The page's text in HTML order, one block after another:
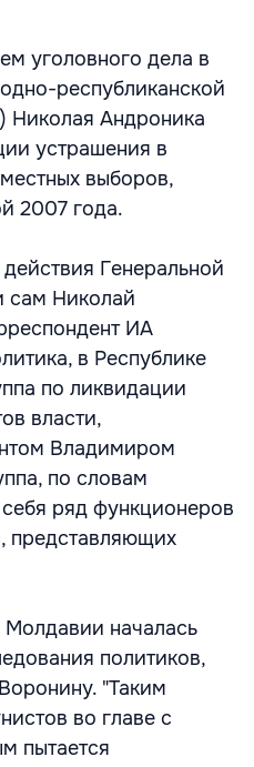
уголовного дела в
республиканской
Николая Андроника
устрашения в
выборов,
2007 года.
Генеральной
сам Николай
ИА
в Республике
по ликвидации
власти,
Владимиром
по словам
ряд функционеров
представляющих
Молдавии началась
политиков,
"Таким
во главе с
пытается